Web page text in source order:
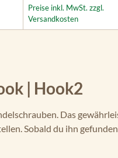
Preise inkl. MwSt. zzgl.
Versandkosten
| Hook2
Das
Sobald du ihn